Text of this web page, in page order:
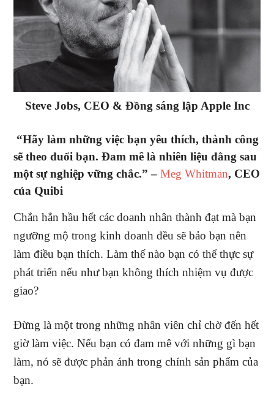
Steve Jobs, CEO & Đồng sáng lập Apple Inc
“Hãy làm những việc bạn yêu thích, thành công
sẽ theo đuổi bạn. Đam mê là nhiên liệu đằng sau
một sự nghiệp vững chắc.” –Meg Whitman, CEO
của Quibi
Chắn hẳn hầu hết các doanh nhân thành đạt mà bạn
ngưỡng mộ trong kinh doanh đều sẽ bảo bạn nên
làm điều bạn thích. Làm thế nào bạn có thể thực sự
phát triển nếu như bạn không thích nhiệm vụ được
giao?
Đừng là một trong những nhân viên chỉ chờ đến hết
giờ làm việc. Nếu bạn có đam mê với những gì bạn
làm, nó sẽ được phản ánh trong chính sản phẩm của
bạn.